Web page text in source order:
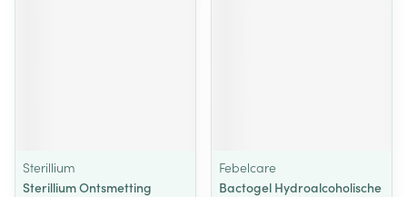
Sterillium
Sterillium Ontsmetting
Febelcare
Bactogel Hydroalcoholische